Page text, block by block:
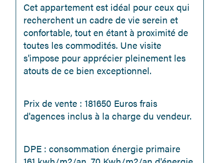
Cet appartement est idéal pour ceux qui
recherchent un cadre de vie serein et
confortable, tout en étant à proximité de
toutes les commodités. Une visite
s'impose pour apprécier pleinement les
atouts de ce bien exceptionnel.
Prix de vente : 181650 Euros frais
d'agences inclus à la charge du vendeur.
DPE : consommation énergie primaire